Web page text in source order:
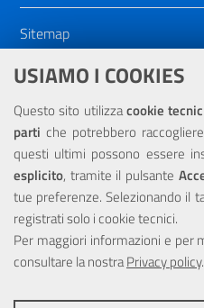
USIAMO I COOKIES
Questo sito utilizzacookie
parti che potrebbero
questi ultimi possono essere
esplicito, tramite il pulsante
tue preferenze. Selezionando il
registrati solo i cookie tecnici.
Per maggiori informazioni e per
consultare la nostraPrivacy policy.
Sitemap
Dichiarazione di accessibilità
NOTE LEGALI
Privacy
Portale realizzato con la
Europea tramite i fondi del